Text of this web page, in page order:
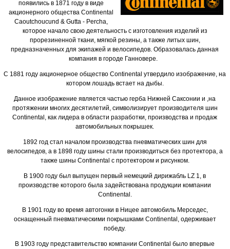
появились в 1871 году в виде
акционерного общества Continental
Caoutchoucund & Gutta - Percha,
которое начало свою деятельность с изготовления изделий из
прорезиненной ткани, мягкой резины, а также литых шин,
предназначенных для экипажей и велосипедов. Образовалась данная
компания в городе Ганновере.
С 1881 году акционерное общество Continental утвердило изображение, на
котором лошадь встает на дыбы.
Данное изображение является частью герба Нижней Саксонии и ,на
протяжении многих десятилетий, символизирует производителя шин
Continental, как лидера в области разработки, производства и продаж
автомобильных покрышек.
1892 год стал началом производства пневматических шин для
велосипедов, а в 1898 году шины стали производиться без протектора, а
также шины Continental с протектором и рисунком.
В 1900 году был выпущен первый немецкий дирижабль LZ 1, в
производстве которого была задействована продукции компании
Continental.
В 1901 году во время автогонки в Ницее автомобиль Мерседес,
оснащенный пневматическими покрышками Continental, одерживает
победу.
В 1903 году представительство компании Continental было впервые